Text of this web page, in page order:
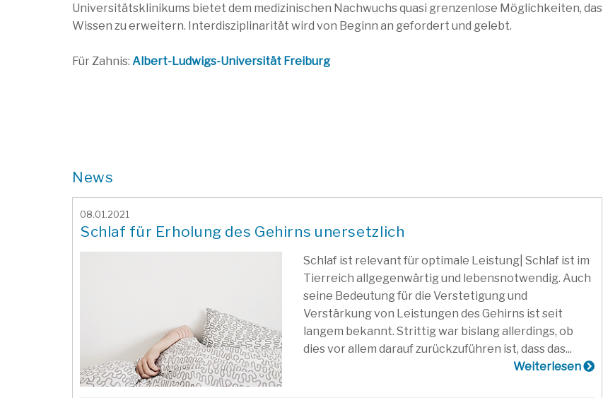
Universitätsklinikums bietet dem medizinischen Nachwuchs quasi grenzenlose Möglichkeiten, das
Wissen zu erweitern. Interdisziplinarität wird von Beginn an gefordert und gelebt.
Für Zahnis: Albert-Ludwigs-Universität Freiburg
News
08.01.2021
Schlaf für Erholung des Gehirns unersetzlich
Schlaf ist relevant für optimale Leistung| Schlaf ist im
Tierreich allgegenwärtig und lebensnotwendig. Auch
seine Bedeutung für die Verstetigung und
Verstärkung von Leistungen des Gehirns ist seit
langem bekannt. Strittig war bislang allerdings, ob
dies vor allem darauf zurückzuführen ist, dass das...
Weiterlesen